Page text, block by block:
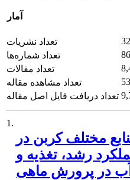
آمار
تعداد نشریات
32
تعداد شماره‌ها
تعداد مقالات
تعداد مشاهده مقاله
تعداد دریافت فایل اصل مقاله
1.
مختلف کربن در
رشد، تغذیه و
در پرورش ماهی